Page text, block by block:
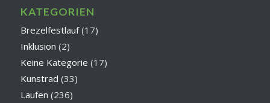
KATEGORIEN
Brezelfestlauf(17)
Inklusion (2)
Keine Kategorie (17)
Kunstrad (33)
Laufen (236)